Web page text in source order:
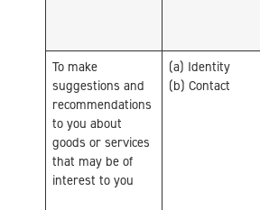
To make
suggestions and
recommendations
to you about
goods or services
that may be of
interest to you
(a) Identity
(b) Contact